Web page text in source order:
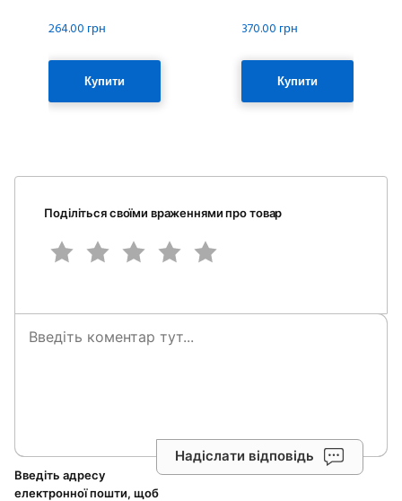
264.00 грн
Купити
370.00 грн
Купити
Поділіться своїми враженнями про товар
Надіслати відповідь
Введіть адресу
електронної пошти, щоб